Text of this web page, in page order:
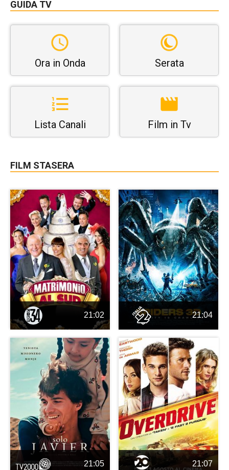
GUIDA TV
Ora in Onda Serata
Lista Canali Film in Tv
FILM STASERA
21:02 21:04
21:05 21:07